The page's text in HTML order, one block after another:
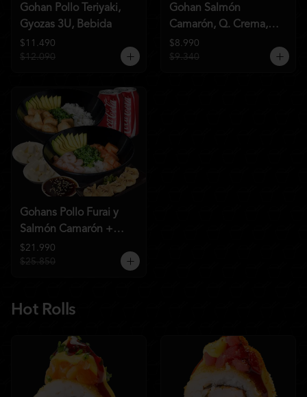
Gohan Pollo Teriyaki,
Gyozas 3U, Bebida
$11.490
$12.090
Gohan Salmón
Camarón, Q. Crema,
Bebida
$8.990
$9.340
Gohans Pollo Furai y
Salmón Camarón +
2QC
$21.990
$25.850
Hot Rolls